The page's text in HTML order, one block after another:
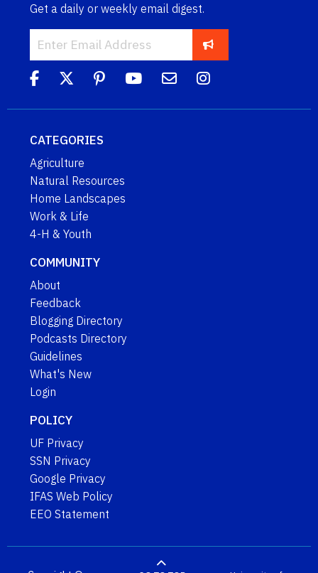
Get a daily or weekly email digest.
CATEGORIES
Agriculture
Natural Resources
Home Landscapes
Work & Life
4-H & Youth
COMMUNITY
About
Feedback
Blogging Directory
Podcasts Directory
Guidelines
What's New
Login
POLICY
UF Privacy
SSN Privacy
Google Privacy
IFAS Web Policy
EEO Statement